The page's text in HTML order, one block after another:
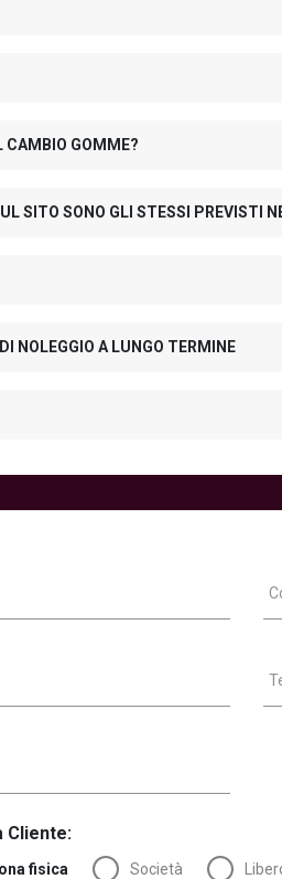
CAMBIO GOMME?
SITO SONO GLI STESSI PREVISTI
NOLEGGIO A LUNGO TERMINE
Cliente:
fisica Società